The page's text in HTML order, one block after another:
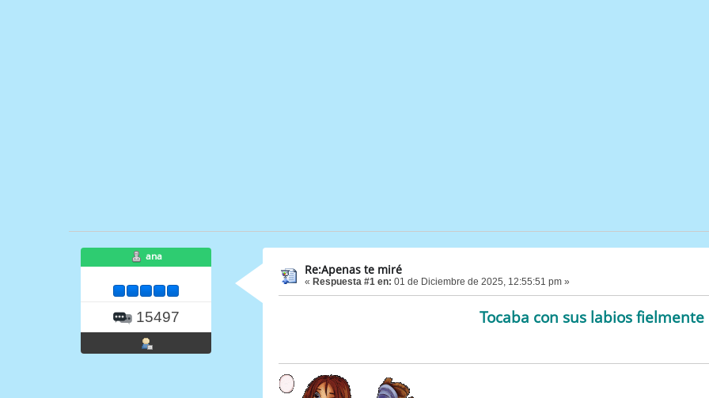
ana
15497
Re:Apenas te miré
« Respuesta #1 en: 01 de Diciembre de 2025, 12:55:51 pm »
Tocaba con sus labios fielmente